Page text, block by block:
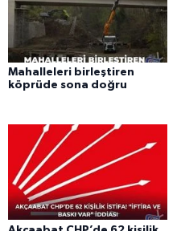
Mahalleleri birleştiren
köprüde sona doğru